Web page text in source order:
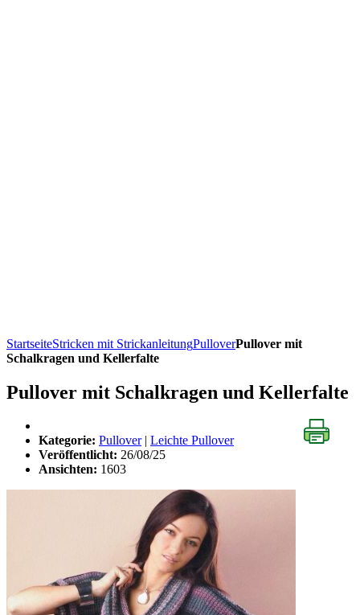
StartseiteStricken mit StrickanleitungPulloverPullover mit
Schalkragen und Kellerfalte
Pullover mit Schalkragen und Kellerfalte
Kategorie: Pullover| Leichte Pullover
Veröffentlicht: 26/08/25
Ansichten: 1603